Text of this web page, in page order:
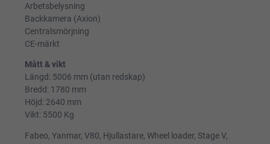
Arbetsbelysning
Backkamera (Axion)
Centralsmörjning
CE-märkt
Mått & vikt
Längd: 5006 mm (utan redskap)
Bredd: 1780 mm
Höjd: 2640 mm
Vikt: 5500 Kg
Fabeo, Yanmar, V80, Hjullastare, Wheel loader, Stage V,